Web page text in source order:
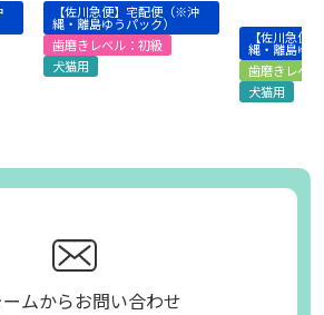
【佐川急便】宅配便（※沖
縄・離島ゆうパック）
歯磨きレベル：初級
犬猫用
【佐川急便
縄・離島ゆ
歯磨きレベ
犬猫用
ムからお問い合わせ